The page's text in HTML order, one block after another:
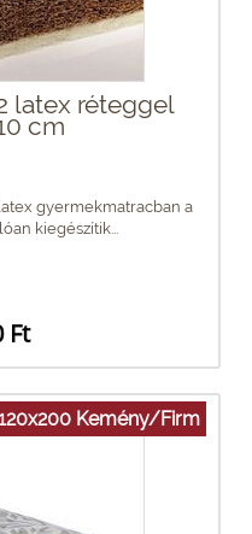
latex réteggel
cm
gyermekmatracban a
kiegészítik...
Ft
Kemény/Firm